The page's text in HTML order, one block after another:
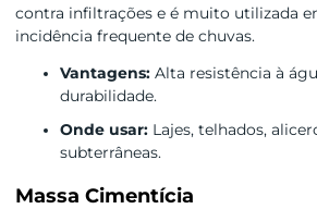
contra infiltrações e é muito utilizada
incidência frequente de chuvas.
Vantagens:Alta resistência à
durabilidade.
Onde usar:Lajes, telhados,
subterrâneas.
Massa Cimentícia